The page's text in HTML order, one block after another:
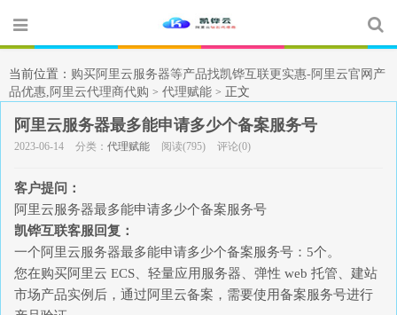
当前位置： 购买阿里云服务器等产品找凯铧互联更实惠-阿里云官网产
品优惠,阿里云代理商代购 > 代理赋能 > 正文
阿里云服务器最多能申请多少个备案服务号
2023-06-14 分类： 代理赋能 阅读(795) 评论(0)
客户提问：
阿里云服务器最多能申请多少个备案服务号
凯铧互联客服回复：
一个阿里云服务器最多能申请多少个备案服务号：5个。
您在购买阿里云 ECS、轻量应用服务器、弹性 web 托管、建站
市场产品实例后，通过阿里云备案，需要使用备案服务号进行